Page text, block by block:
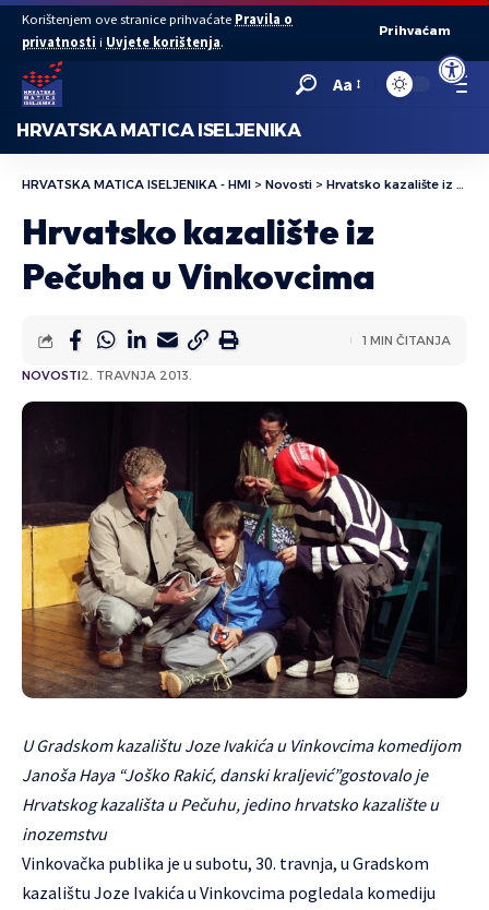
Open
Korištenjem ove stranice prihvaćate Pravila o
privatnosti i Uvjete korištenja.
Prihvaćam
Aa
HRVATSKA MATICA ISELJENIKA
HRVATSKA MATICA ISELJENIKA - HMI > Novosti > Hrvatsko kazalište iz Pečuha u Vinkovcima
Hrvatsko kazalište iz
Pečuha u Vinkovcima
NOVOSTI2. TRAVNJA 2013.
1 MIN ČITANJA
U Gradskom kazalištu Joze Ivakića u Vinkovcima komedijom
Janoša Haya “Joško Rakić, danski kraljević”gostovalo je
Hrvatskog kazališta u Pečuhu, jedino hrvatsko kazalište u
inozemstvu
Vinkovačka publika je u subotu, 30. travnja, u Gradskom
kazalištu Joze Ivakića u Vinkovcima pogledala komediju